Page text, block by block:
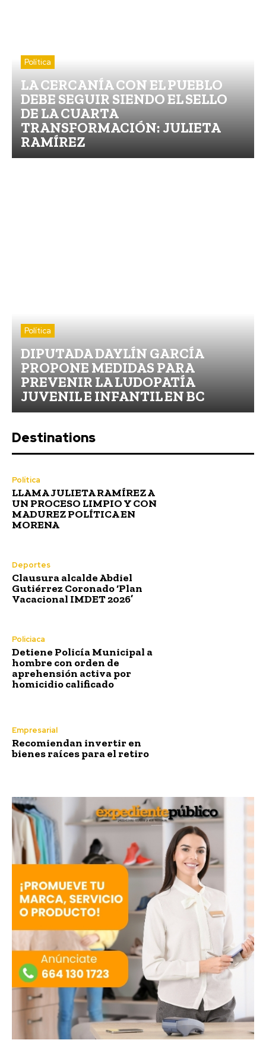
Política
LA CERCANÍA CON EL PUEBLO
DEBE SEGUIR SIENDO EL SELLO
DE LA CUARTA
TRANSFORMACIÓN: JULIETA
RAMÍREZ
Política
DIPUTADA DAYLÍN GARCÍA
PROPONE MEDIDAS PARA
PREVENIR LA LUDOPATÍA
JUVENIL E INFANTIL EN BC
Destinations
Política
LLAMA JULIETA RAMÍREZ A
UN PROCESO LIMPIO Y CON
MADUREZ POLÍTICA EN
MORENA
Deportes
Clausura alcalde Abdiel
Gutiérrez Coronado ‘Plan
Vacacional IMDET 2026’
Policiaca
Detiene Policía Municipal a
hombre con orden de
aprehensión activa por
homicidio calificado
Empresarial
Recomiendan invertir en
bienes raíces para el retiro